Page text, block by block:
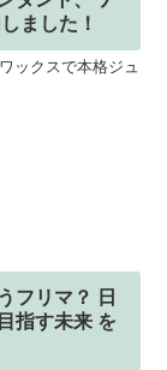
ました！
ックスで本格ジュ
フリマ？ 日
指す未来 を